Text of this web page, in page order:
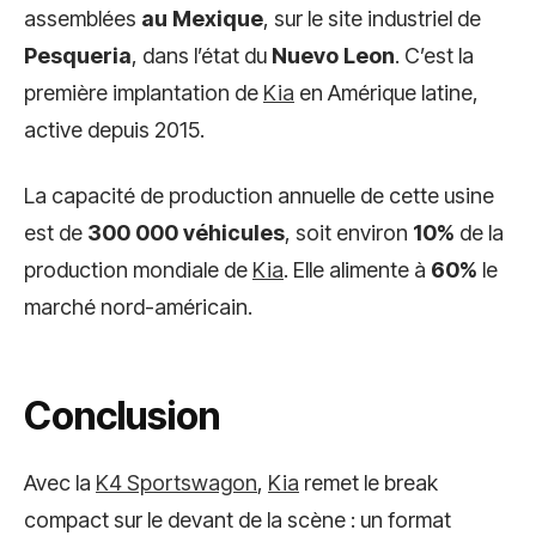
assemblées au Mexique, sur le site industriel de
Pesqueria, dans l’état du Nuevo Leon. C’est la
première implantation de Kia en Amérique latine,
active depuis 2015.
La capacité de production annuelle de cette usine
est de 300 000 véhicules, soit environ 10% de la
production mondiale de Kia. Elle alimente à 60% le
marché nord-américain.
Conclusion
Avec la K4 Sportswagon, Kia remet le break
compact sur le devant de la scène : un format